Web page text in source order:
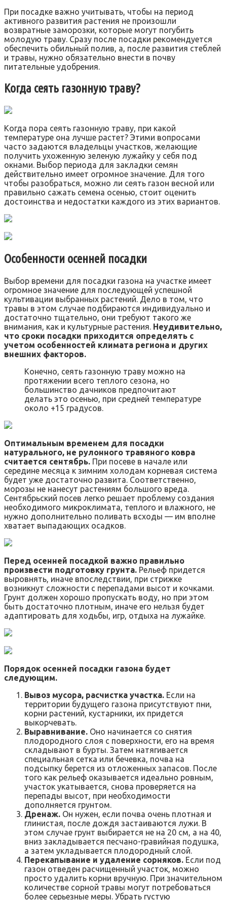
При посадке важно учитывать, чтобы на период
активного развития растения не произошли
возвратные заморозки, которые могут погубить
молодую траву. Сразу после посадки рекомендуется
обеспечить обильный полив, а, после развития стеблей
и травы, нужно обязательно внести в почву
питательные удобрения.
Когда сеять газонную траву?
Когда пора сеять газонную траву, при какой
температуре она лучше растет? Этими вопросами
часто задаются владельцы участков, желающие
получить ухоженную зеленую лужайку у себя под
окнами. Выбор периода для закладки семян
действительно имеет огромное значение. Для того
чтобы разобраться, можно ли сеять газон весной или
правильно сажать семена осенью, стоит оценить
достоинства и недостатки каждого из этих вариантов.
Особенности осенней посадки
Выбор времени для посадки газона на участке имеет
огромное значение для последующей успешной
культивации выбранных растений. Дело в том, что
травы в этом случае подбираются индивидуально и
достаточно тщательно, они требуют такого же
внимания, как и культурные растения. Неудивительно,
что сроки посадки приходится определять с
учетом особенностей климата региона и других
внешних факторов.
Конечно, сеять газонную траву можно на
протяжении всего теплого сезона, но
большинство дачников предпочитают
делать это осенью, при средней температуре
около +15 градусов.
Оптимальным временем для посадки
натурального, не рулонного травяного ковра
считается сентябрь. При посеве в начале или
середине месяца к зимним холодам корневая система
будет уже достаточно развита. Соответственно,
морозы не нанесут растениям большого вреда.
Сентябрьский посев легко решает проблему создания
необходимого микроклимата, теплого и влажного, не
нужно дополнительно поливать всходы — им вполне
хватает выпадающих осадков.
Перед осенней посадкой важно правильно
произвести подготовку грунта. Рельеф придется
выровнять, иначе впоследствии, при стрижке
возникнут сложности с перепадами высот и кочками.
Грунт должен хорошо пропускать воду, но при этом
быть достаточно плотным, иначе его нельзя будет
адаптировать для ходьбы, игр, отдыха на лужайке.
Порядок осенней посадки газона будет
следующим.
Вывоз мусора, расчистка участка. Если на
территории будущего газона присутствуют пни,
корни растений, кустарники, их придется
выкорчевать.
Выравнивание. Оно начинается со снятия
плодородного слоя с поверхности, его на время
складывают в бурты. Затем натягивается
специальная сетка или бечевка, почва на
подсыпку берется из отложенных запасов. После
того как рельеф оказывается идеально ровным,
участок укатывается, снова проверяется на
перепады высот, при необходимости
дополняется грунтом.
Дренаж. Он нужен, если почва очень плотная и
глинистая, после дождя застаиваются лужи. В
этом случае грунт выбирается не на 20 см, а на 40,
вниз закладывается песчано-гравийная подушка,
а затем укладывается плодородный слой.
Перекапывание и удаление сорняков. Если под
газон отведен расчищенный участок, можно
просто удалить корни вручную. При значительном
количестве сорной травы могут потребоваться
более серьезные меры. Убрать густую